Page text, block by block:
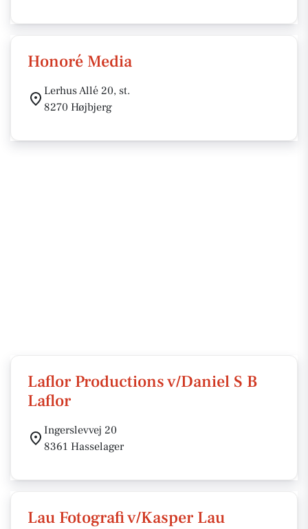
Honoré Media
Lerhus Allé 20, st.
8270 Højbjerg
Laflor Productions v/Daniel S B
Laflor
Ingerslevvej 20
8361 Hasselager
Lau Fotografi v/Kasper Lau